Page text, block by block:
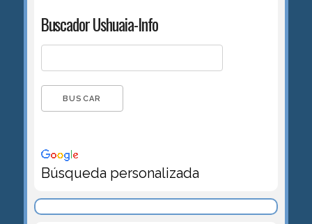
Buscador Ushuaia-Info
Búsqueda personalizada